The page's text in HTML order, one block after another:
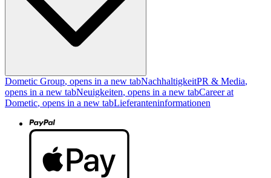
Dometic Group, opens in a new tabNachhaltigkeitPR & Media,
opens in a new tabNeuigkeiten, opens in a new tabCareer at
Dometic, opens in a new tabLieferanteninformationen